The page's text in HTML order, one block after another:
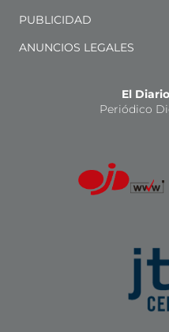
PUBLICIDAD
ANUNCIOS LEGALES
El
Periódico